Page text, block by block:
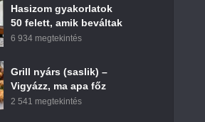
Hasizom gyakorlatok
50 felett, amik beváltak
6 934 megtekintés
Grill nyárs (saslik) –
Vigyázz, ma apa főz
2 541 megtekintés